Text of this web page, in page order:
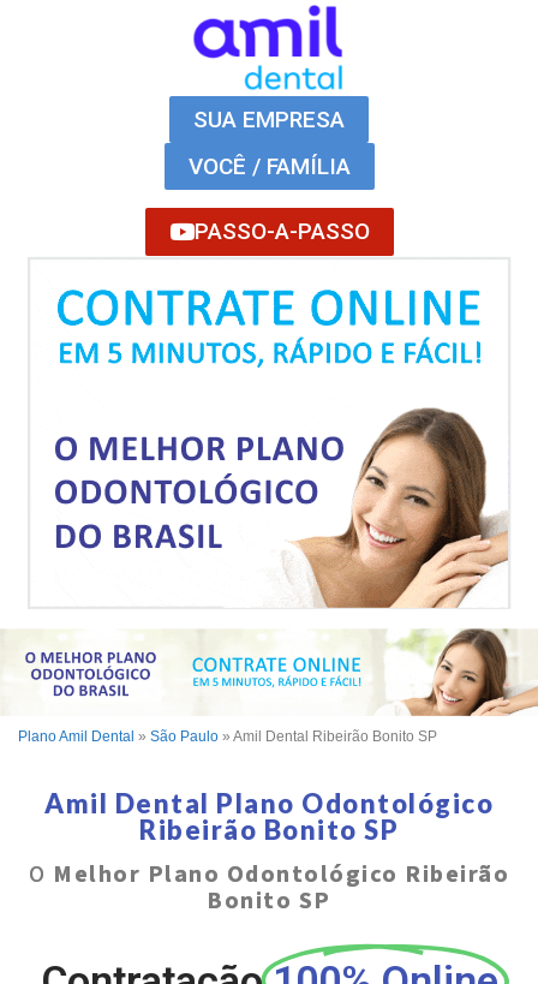
SUA EMPRESA
VOCÊ / FAMÍLIA
PASSO-A-PASSO
Plano Amil Dental » São Paulo » Amil Dental Ribeirão Bonito SP
Amil Dental Plano Odontológico
Ribeirão Bonito SP
O Melhor Plano Odontológico Ribeirão
Bonito SP